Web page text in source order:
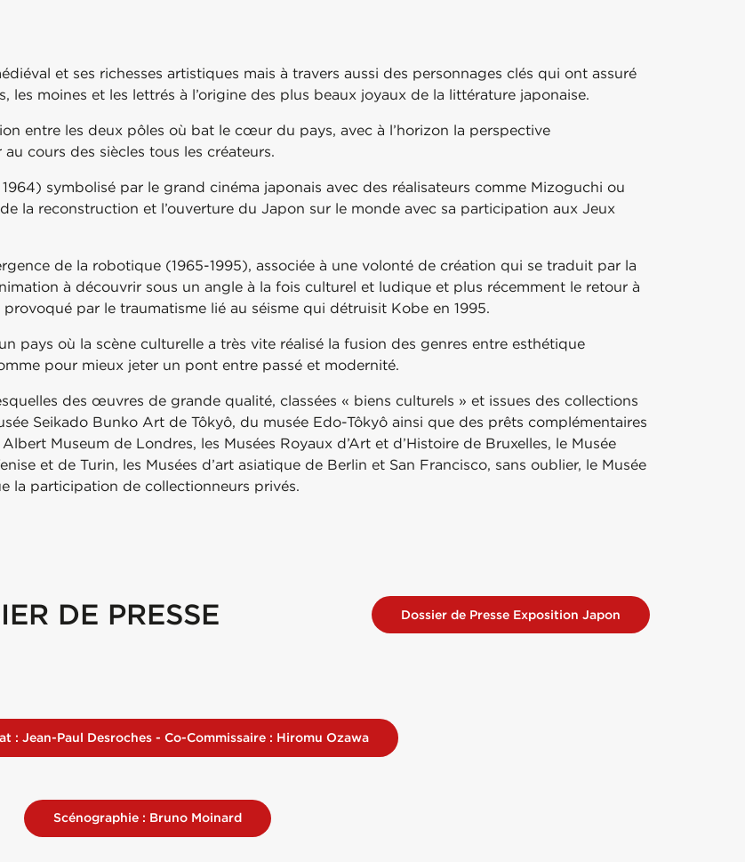
et ses richesses artistiques mais à travers aussi des personnages clés qui ont assuré
les moines et les lettrés à l’origine des plus beaux joyaux de la littérature japonaise.
entre les deux pôles où bat le cœur du pays, avec à l’horizon la perspective
cours des siècles tous les créateurs.
symbolisé par le grand cinéma japonais avec des réalisateurs comme Mizoguchi ou
la reconstruction et l’ouverture du Japon sur le monde avec sa participation aux Jeux
de la robotique (1965-1995), associée à une volonté de création qui se traduit par la
à découvrir sous un angle à la fois culturel et ludique et plus récemment le retour à
par le traumatisme lié au séisme qui détruisit Kobe en 1995.
pays où la scène culturelle a très vite réalisé la fusion des genres entre esthétique
pour mieux jeter un pont entre passé et modernité.
des œuvres de grande qualité, classées « biens culturels » et issues des collections
Seikado Bunko Art de Tôkyô, du musée Edo-Tôkyô ainsi que des prêts complémentaires
Museum de Londres, les Musées Royaux d’Art et d’Histoire de Bruxelles, le Musée
et de Turin, les Musées d’art asiatique de Berlin et San Francisco, sans oublier, le Musée
la participation de collectionneurs privés.
DE PRESSE Dossier de Presse Exposition Japon
: Jean-Paul Desroches - Co-Commissaire : Hiromu Ozawa
Scénographie : Bruno Moinard